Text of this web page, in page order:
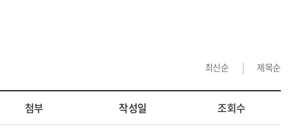
최신순 제목순
첨부 작성일 조회수